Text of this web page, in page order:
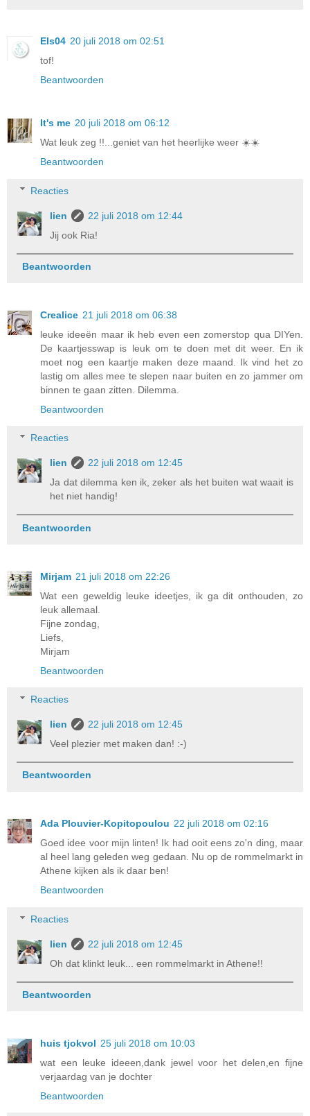
Els04 20 juli 2018 om 02:51
tof!
Beantwoorden
It's me 20 juli 2018 om 06:12
Wat leuk zeg !!...geniet van het heerlijke weer ☀️☀️
Beantwoorden
Reacties
lien
22 juli 2018 om 12:44
Jij ook Ria!
Beantwoorden
Crealice 21 juli 2018 om 06:38
leuke ideeën maar ik heb even een zomerstop qua DIYen.
De kaartjesswap is leuk om te doen met dit weer. En ik
moet nog een kaartje maken deze maand. Ik vind het zo
lastig om alles mee te slepen naar buiten en zo jammer om
binnen te gaan zitten. Dilemma.
Beantwoorden
Reacties
lien
22 juli 2018 om 12:45
Ja dat dilemma ken ik, zeker als het buiten wat waait is
het niet handig!
Beantwoorden
Mirjam 21 juli 2018 om 22:26
Wat een geweldig leuke ideetjes, ik ga dit onthouden, zo
leuk allemaal.
Fijne zondag,
Liefs,
Mirjam
Beantwoorden
Reacties
lien
22 juli 2018 om 12:45
Veel plezier met maken dan! :-)
Beantwoorden
Ada Plouvier-Kopitopoulou 22 juli 2018 om 02:16
Goed idee voor mijn linten! Ik had ooit eens zo'n ding, maar
al heel lang geleden weg gedaan. Nu op de rommelmarkt in
Athene kijken als ik daar ben!
Beantwoorden
Reacties
lien
22 juli 2018 om 12:45
Oh dat klinkt leuk... een rommelmarkt in Athene!!
Beantwoorden
huis tjokvol 25 juli 2018 om 10:03
wat een leuke ideeen,dank jewel voor het delen,en fijne
verjaardag van je dochter
Beantwoorden